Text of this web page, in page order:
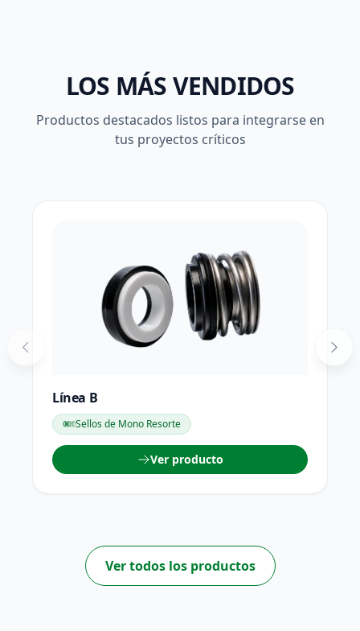
LOS MÁS VENDIDOS
Productos destacados listos para integrarse en
tus proyectos críticos
Línea B
Sellos de Mono Resorte
Ver producto
Ver todos los productos